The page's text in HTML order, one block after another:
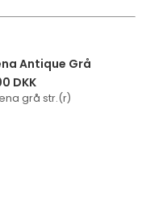
Antique Grå
DKK
grå str.(r)